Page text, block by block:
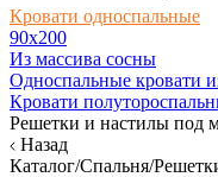
Кровати односпальные
90х200
Из массива сосны
Односпальные кровати
Кровати
Решетки и настилы под
Назад
Каталог/Спальня/